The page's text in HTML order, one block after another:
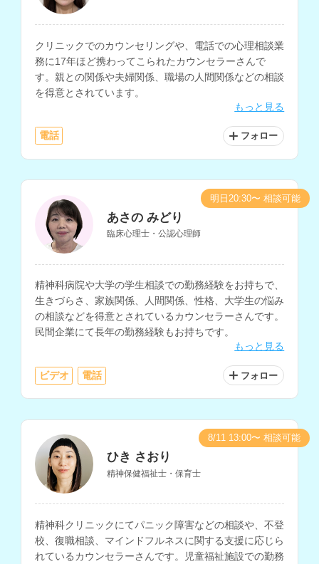
クリニックでのカウンセリングや、電話での心理相談業
務に17年ほど携わってこられたカウンセラーさんで
す。親との関係や夫婦関係、職場の人間関係などの相談
を得意とされています。
もっと見る
電話 フォロー
あさの みどり
臨床心理士・公認心理師
精神科病院や大学の学生相談での勤務経験をお持ちで、
生きづらさ、家族関係、人間関係、性格、大学生の悩み
の相談などを得意とされているカウンセラーさんです。
民間企業にて長年の勤務経験もお持ちです。
もっと見る
ビデオ 電話 フォロー
明日20:30〜 相談可能
ひき さおり
精神保健福祉士・保育士
精神科クリニックにてパニック障害などの相談や、不登
校、復職相談、マインドフルネスに関する支援に応じら
れているカウンセラーさんです。児童福祉施設での勤務
8/11 13:00〜 相談可能